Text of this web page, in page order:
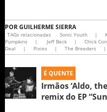
PORGUILHERME SIERRA
TAGs relacionadas Sonic Youth |
Pumpkins
| Jeff Beck | Chick
Deal
| Pixies | The Breeders |
É QUENTE
Irmãos ‘Aldo,
remix do EP